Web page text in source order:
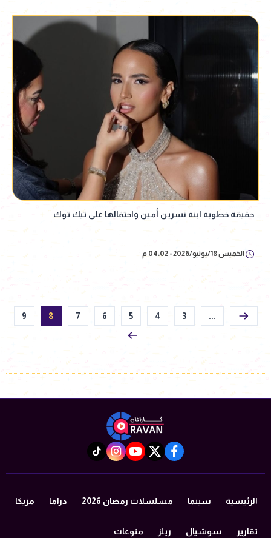
حقيقة خطوبة ابنة نسرين أمين واحتفالها على تيك توك
الخميس 18/يونيو/2026 - 04:02 م
...
3
4
5
6
7
8
9
facebook
twitter
youtube
instagram
tiktok
الرئيسية سينما مسلسلات رمضان 2026 دراما مزيكا
تقارير سوشيال ريلز منوعات